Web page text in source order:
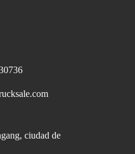
ciudad de